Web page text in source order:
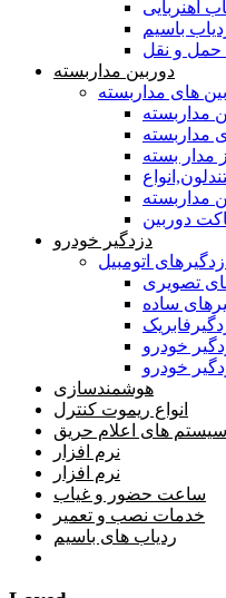
آهنربایی
باسیم
حمل و نقل
دوربین مداربسته
های مداربسته
مداربسته
مداربسته
مدار بسته
مداربسته
دوربین
دزدگیر خودرو
اتومبیل
تصویری
ساده
خودرو
خودرو
هوشمندسازی
انواع ریموت کنترل
سیستم های اعلام حریق
نرم افزار
نرم افزار
ساعت حضور و غیاب
خدمات نصب و تعمیر
ردیاب های باسیم